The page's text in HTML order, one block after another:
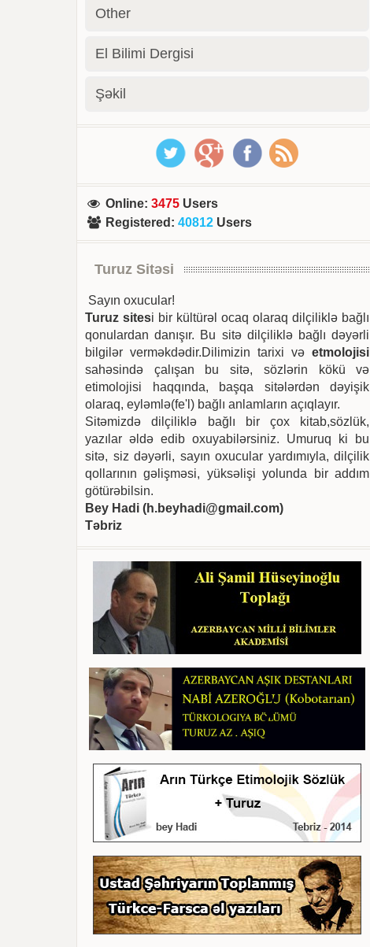
Other
El Bilimi Dergisi
Şəkil
Online:3475 Users
Registered :40812 Users
Turuz Sitəsi
Sayın oxucular!
Turuz sitesi bir kültürəl ocaq olaraq dilçiliklə bağlı
qonulardan danışır. Bu sitə dilçiliklə bağlı dəyərli
bilgilər verməkdədir.Dilimizin tarixi vəetmolojisi
sahəsində çalışan bu sitə, sözlərin kökü və
etimolojisi haqqında, başqa sitələrdən dəyişik
olaraq, eyləmlə(fe'l) bağlı anlamların açıqlayır.
Sitəmizdə dilçiliklə bağlı bir çox kitab,sözlük,
yazılar əldə edib oxuyabilərsiniz. Umuruq ki bu
sitə, siz dəyərli, sayın oxucular yardımıyla, dilçilik
qollarının gəlişməsi, yüksəlişi yolunda bir addım
götürəbilsin.
Bey Hadi (h.beyhadi@gmail.com)
Təbriz